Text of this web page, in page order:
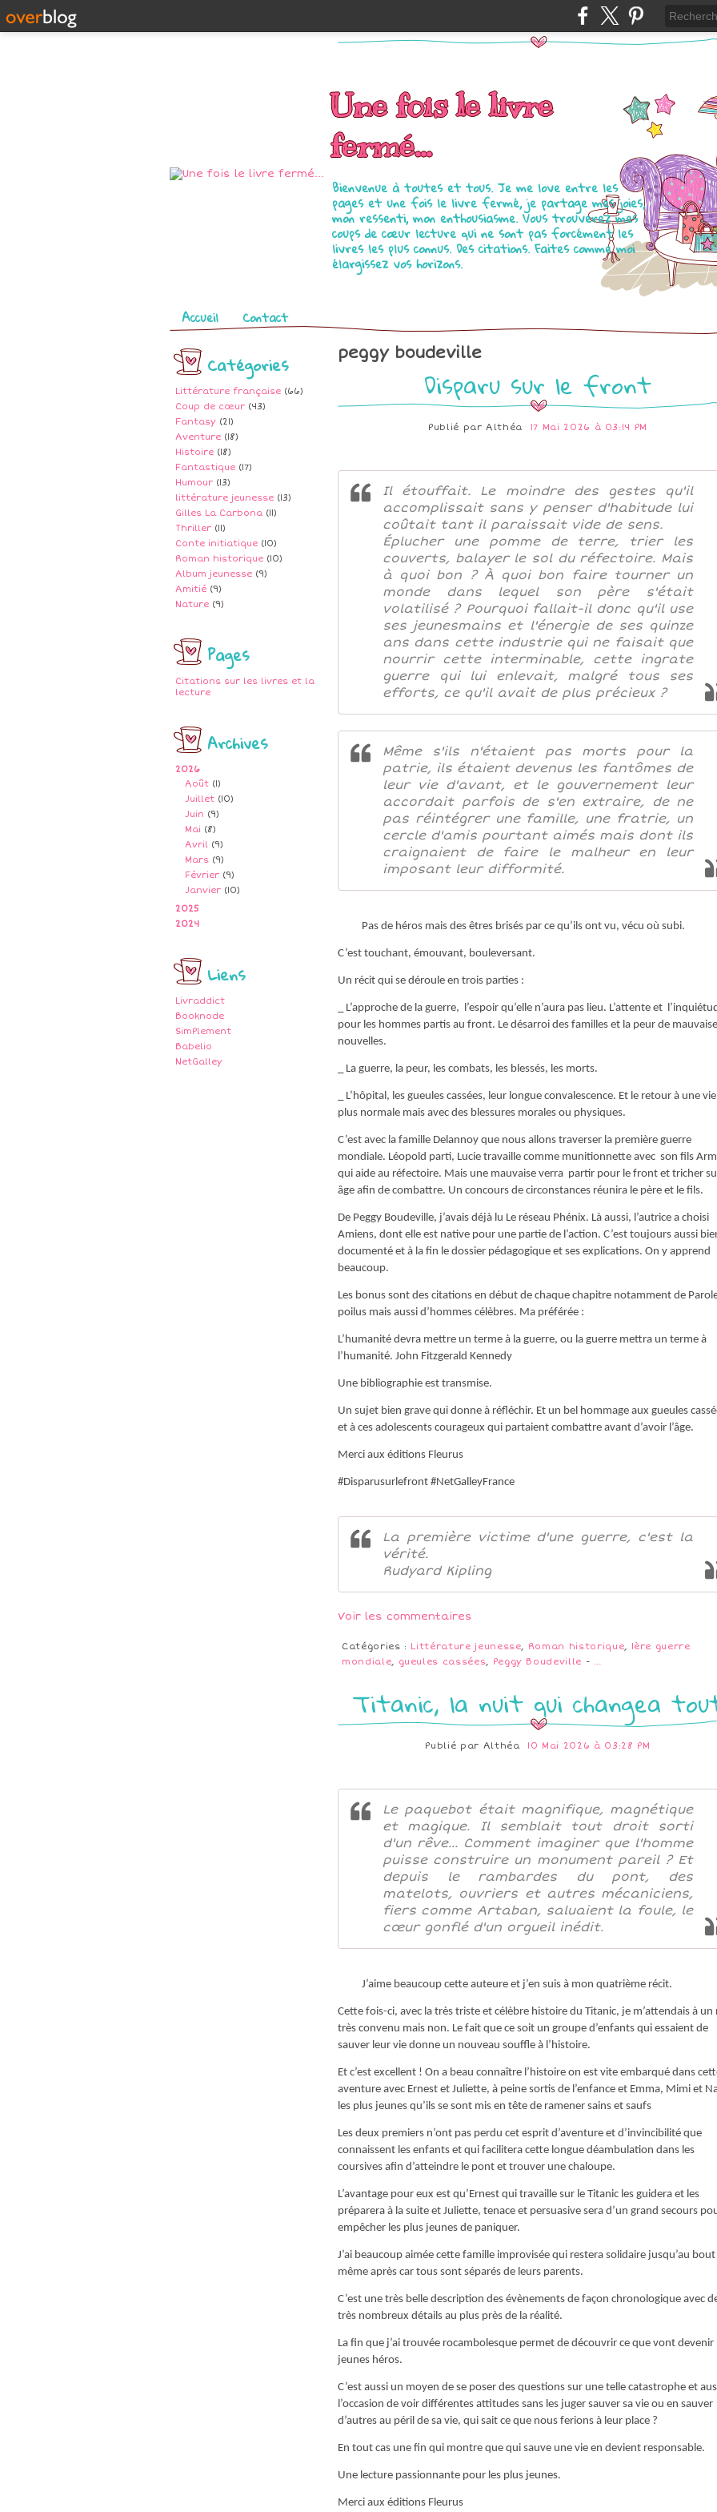
Une fois le livre
fermé...
Bienvenue à toutes et tous. Je me love entre les
pages et une fois le livre fermé, je partage mes joies,
mon ressenti, mon enthousiasme. Vous trouverez mes
coups de cœur lecture qui ne sont pas forcément les
livres les plus connus. Des citations. Faites comme moi
élargissez vos horizons.
Pages
Accueil Contact
Catégories
Littérature française (66)
Coup de cœur (43)
Fantasy (21)
Aventure (18)
Histoire (18)
Fantastique (17)
Humour (13)
littérature jeunesse (13)
Gilles La Carbona (11)
Thriller (11)
Conte initiatique (10)
Roman historique (10)
Album jeunesse (9)
Amitié (9)
Nature (9)
Pages
Citations sur les livres et la
lecture
Archives
2026
Août (1)
Juillet (10)
Juin (9)
Mai (8)
Avril (9)
Mars (9)
Février (9)
Janvier (10)
2025
2024
Liens
Livraddict
Booknode
SimPlement
Babelio
NetGalley
peggy boudeville
Disparu sur le front
Publié parAlthéa 17 Mai 2026 à 03:14 PM
Il étouffait. Le moindre des gestes qu'il
accomplissait sans y penser d'habitude lui
coûtait tant il paraissait vide de sens.
Éplucher une pomme de terre, trier les
couverts, balayer le sol du réfectoire. Mais
à quoi bon ? À quoi bon faire tourner un
monde dans lequel son père s'était
volatilisé ? Pourquoi fallait-il donc qu'il use
ses jeunesmains et l'énergie de ses quinze
ans dans cette industrie qui ne faisait que
nourrir cette interminable, cette ingrate
guerre qui lui enlevait, malgré tous ses
efforts, ce qu'il avait de plus précieux ?
Même s'ils n'étaient pas morts pour la
patrie, ils étaient devenus les fantômes de
leur vie d'avant, et le gouvernement leur
accordait parfois de s'en extraire, de ne
pas réintégrer une famille, une fratrie, un
cercle d'amis pourtant aimés mais dont ils
craignaient de faire le malheur en leur
imposant leur difformité.
Pas de héros mais des êtres brisés par ce qu’ils ont vu, vécu où subi.
C’est touchant, émouvant, bouleversant.
Un récit qui se déroule en trois parties :
_ L’approche de la guerre, l’espoir qu’elle n’aura pas lieu. L’attente et
pour les hommes partis au front. Le désarroi des familles et la peur de
nouvelles.
_ La guerre, la peur, les combats, les blessés, les morts.
_ L’hôpital, les gueules cassées, leur longue convalescence. Et le retour à une vie
plus normale mais avec des blessures morales ou physiques.
C’est avec la famille Delannoy que nous allons traverser la première guerre
mondiale. Léopold parti, Lucie travaille comme munitionnette avec son fils
qui aide au réfectoire. Mais une mauvaise verra partir pour le front et tricher
âge afin de combattre. Un concours de circonstances réunira le père et le fils.
De Peggy Boudeville, j’avais déjà lu Le réseau Phénix. Là aussi, l’autrice a choisi
Amiens, dont elle est native pour une partie de l’action. C’est toujours aussi
documenté et à la fin le dossier pédagogique et ses explications. On y apprend
beaucoup.
Les bonus sont des citations en début de chaque chapitre notamment de
poilus mais aussi d’hommes célèbres. Ma préférée :
L’humanité devra mettre un terme à la guerre, ou la guerre mettra un terme à
l’humanité. John Fitzgerald Kennedy
Une bibliographie est transmise.
Un sujet bien grave qui donne à réfléchir. Et un bel hommage aux gueules
et à ces adolescents courageux qui partaient combattre avant d’avoir l’âge.
Merci aux éditions Fleurus
#Disparusurlefront #NetGalleyFrance
La première victime d'une guerre, c'est la
vérité.
Rudyard Kipling
Voir les commentaires
Catégories : Littérature jeunesse, Roman historique, 1ère guerre
mondiale, gueules cassées, Peggy Boudeville - …
Titanic, la nuit qui changea
Publié par Althéa 10 Mai 2026 à 03:28 PM
Le paquebot était magnifique, magnétique
et magique. Il semblait tout droit sorti
d'un rêve... Comment imaginer que l'homme
puisse construire un monument pareil ? Et
depuis le rambardes du pont, des
matelots, ouvriers et autres mécaniciens,
fiers comme Artaban, saluaient la foule, le
cœur gonflé d'un orgueil inédit.
J’aime beaucoup cette auteure et j’en suis à mon quatrième récit.
Cette fois-ci, avec la très triste et célèbre histoire du Titanic, je m’attendais à un
très convenu mais non. Le fait que ce soit un groupe d’enfants qui essaient de
sauver leur vie donne un nouveau souffle à l’histoire.
Et c’est excellent ! On a beau connaître l’histoire on est vite embarqué dans
aventure avec Ernest et Juliette, à peine sortis de l’enfance et Emma, Mimi et
les plus jeunes qu’ils se sont mis en tête de ramener sains et saufs
Les deux premiers n’ont pas perdu cet esprit d’aventure et d’invincibilité que
connaissent les enfants et qui facilitera cette longue déambulation dans les
coursives afin d’atteindre le pont et trouver une chaloupe.
L’avantage pour eux est qu’Ernest qui travaille sur le Titanic les guidera et les
préparera à la suite et Juliette, tenace et persuasive sera d’un grand secours
empêcher les plus jeunes de paniquer.
J’ai beaucoup aimée cette famille improvisée qui restera solidaire jusqu’au
même après car tous sont séparés de leurs parents.
C’est une très belle description des évènements de façon chronologique avec
très nombreux détails au plus près de la réalité.
La fin que j’ai trouvée rocambolesque permet de découvrir ce que vont devenir
jeunes héros.
C’est aussi un moyen de se poser des questions sur une telle catastrophe et
l’occasion de voir différentes attitudes sans les juger sauver sa vie ou en sauver
d’autres au péril de sa vie, qui sait ce que nous ferions à leur place ?
En tout cas une fin qui montre que qui sauve une vie en devient responsable.
Une lecture passionnante pour les plus jeunes.
Merci aux éditions Fleurus